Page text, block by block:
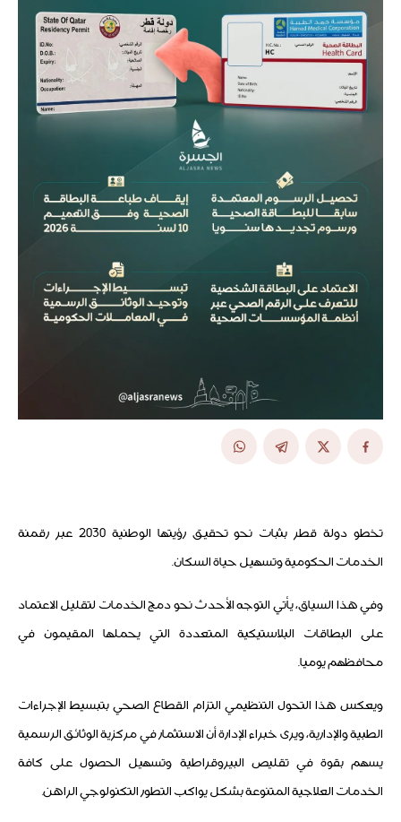
تخطو دولة قطر بثبات نحو تحقيق رؤيتها الوطنية 2030 عبر رقمنة
الخدمات الحكومية وتسهيل حياة السكان.
وفي هذا السياق، يأتي التوجه الأحدث نحو دمج الخدمات لتقليل الاعتماد
على البطاقات البلاستيكية المتعددة التي يحملها المقيمون في
محافظهم يوميا.
ويعكس هذا التحول التنظيمي التزام القطاع الصحي بتبسيط الإجراءات
الطبية والإدارية، ويرى خبراء الإدارة أن الاستثمار في مركزية الوثائق الرسمية
يسهم بقوة في تقليص البيروقراطية وتسهيل الحصول على كافة
الخدمات العلاجية المتنوعة بشكل يواكب التطور التكنولوجي الراهن.